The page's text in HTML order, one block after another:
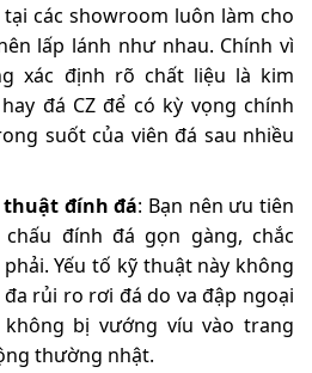
các showroom luôn làm cho
lấp lánh như nhau. Chính vì
xác định rõ chất liệu là kim
đá CZ để có kỳ vọng chính
suốt của viên đá sau nhiều
đính đá: Bạn nên ưu tiên
đính đá gọn gàng, chắc
Yếu tố kỹ thuật này không
rủi ro rơi đá do va đập ngoại
bị vướng víu vào trang
thường nhật.